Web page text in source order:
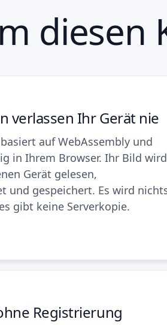
diesen
verlassen Ihr Gerät nie
auf WebAssembly und
in Ihrem Browser. Ihr Bild wird
Gerät gelesen,
und gespeichert. Es wird
gibt keine Serverkopie.
Registrierung